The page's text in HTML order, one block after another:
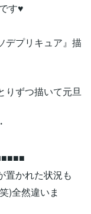
す♥
デプリキュア』描
りずつ描いて元旦
置かれた状況も
)全然違いま